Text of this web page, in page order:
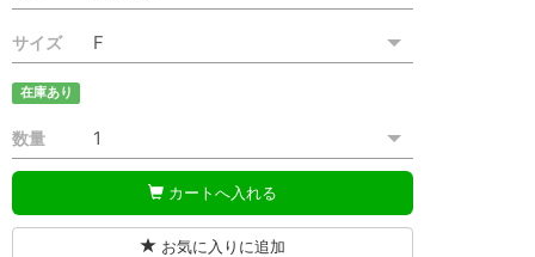
サイズ
在庫あり
数量
カートへ入れる
お気に入りに追加